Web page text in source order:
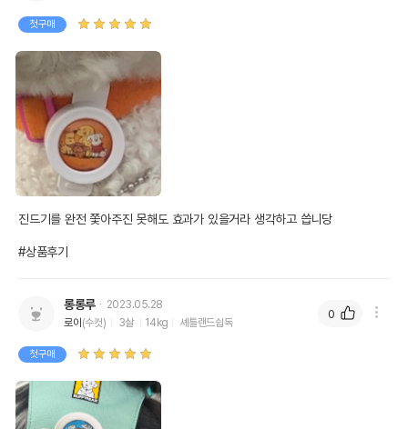
첫구매
진드기를 완전 쫓아주진 못해도 효과가 있을거라 생각하고 씁니당
#상품후기
롱롱루
2023.05.28
로이 (수컷) 3살 14kg 셰틀랜드쉽독
첫구매
0